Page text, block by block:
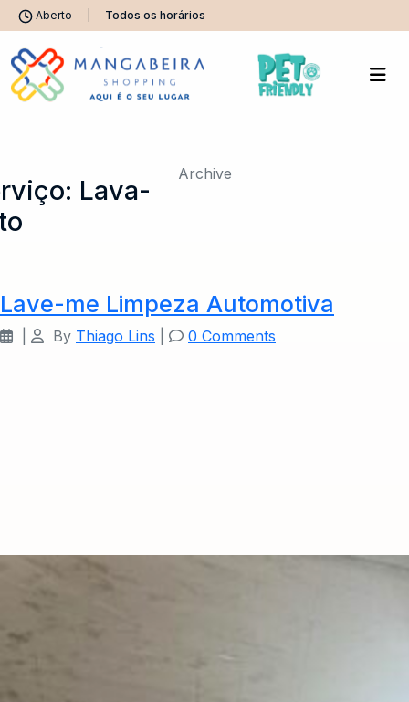
Aberto Todos os horários
Archive
Lava-
Lave-me Limpeza Automotiva
By Thiago Lins 0 Comments